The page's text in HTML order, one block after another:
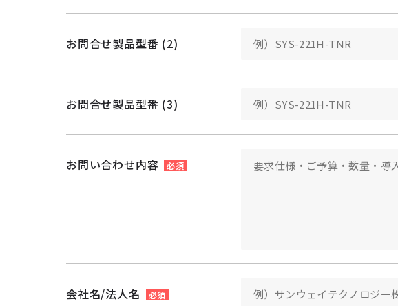
お問合せ製品型番 (2)
お問合せ製品型番 (3)
お問い合わせ内容 必須
会社名/法人名 必須